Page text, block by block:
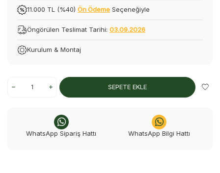
11.000 TL (%40) Ön Ödeme Seçeneğiyle
Öngörülen Teslimat Tarihi: 03.09.2026
Kurulum & Montaj
SEPETE EKLE
WhatsApp Sipariş Hattı WhatsApp Bilgi Hattı